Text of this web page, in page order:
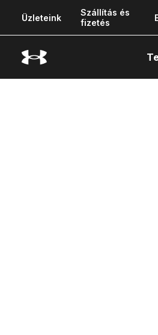
Üzleteink
Szállítás és
fizetés